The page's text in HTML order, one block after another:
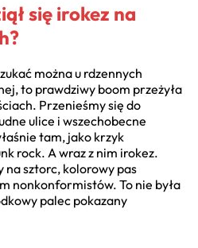
się irokez na
można u rdzennych
to prawdziwy boom przeżyła
Przenieśmy się do
ulice i wszechobecne
tam, jako krzyk
rock. A wraz z nim irokez.
sztorc, kolorowy pas
nonkonformistów. To nie była
palec pokazany